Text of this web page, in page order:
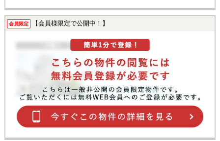
会員限定 【会員様限定で公開中！】